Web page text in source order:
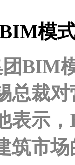
模
BIM
总裁
表示
筑市